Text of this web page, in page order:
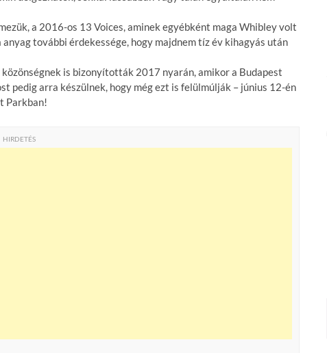
a 2016-os 13 Voices, aminek egyébként maga Whibley volt
további érdekessége, hogy majdnem tíz év kihagyás után
is bizonyították 2017 nyarán, amikor a Budapest
pedig arra készülnek, hogy még ezt is felülmúlják – június 12-én
Parkban!
HIRDETÉS